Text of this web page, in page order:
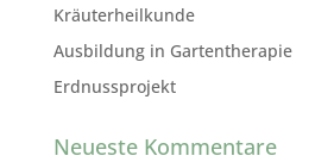
Kräuterheilkunde
Ausbildung in Gartentherapie
Erdnussprojekt
Neueste Kommentare